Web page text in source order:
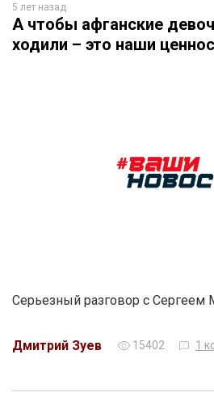
5 лет назад
А чтобы афганские
ходили – это наши
Серьезный разговор с
Дмитрий Зуев 15402 1